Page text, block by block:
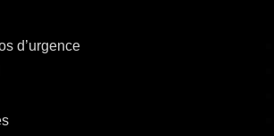
d’urgence